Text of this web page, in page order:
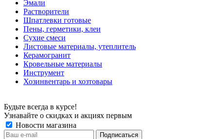
Эмали
Растворители
Шпатлевки готовые
Пены, герметики, клеи
Сухие смеси
Листовые материалы, утеплитель
Керамогранит
Кровельные материалы
Инструмент
Хозинвентарь и хозтовары
Будьте всегда в курсе!
Узнавайте о скидках и акциях первым
Новости магазина